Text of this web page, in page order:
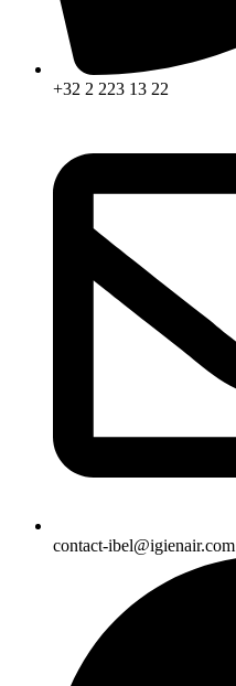
+32 2 223 13 22
contact-ibel@igienair.com